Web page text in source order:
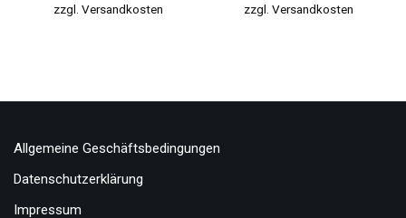
zzgl. Versandkosten
zzgl. Versandkosten
Allgemeine Geschäftsbedingungen
Datenschutzerklärung
Impressum